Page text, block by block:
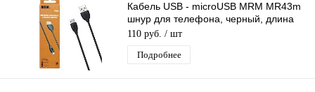
Кабель USB - microUSB MRM MR43m
шнур для телефона, черный, длина
1м
110 руб. / шт
Подробнее